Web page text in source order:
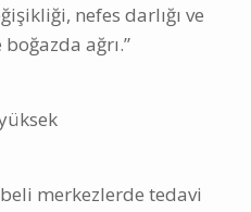
nefes darlığı ve
ağrı.”
merkezlerde tedavi